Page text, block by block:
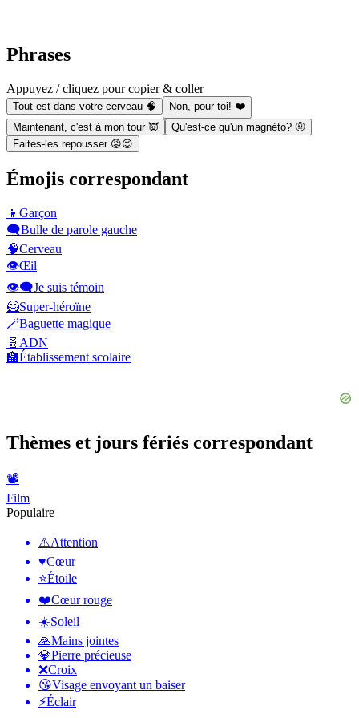
Phrases
Appuyez / cliquez pour copier & coller
Tout est dans votre cerveau 🧠
Non, pour toi! ❤️
Maintenant, c'est à mon tour 👿
Qu'est-ce qu'un magnéto? 🤨
Faites-les repousser 😡😉
Émojis correspondant
👦 Garçon
🗨️Bulle de parole gauche
🧠Cerveau
👁️Œil
👁️‍🗨️Je suis témoin
🦸Super-héroïne
🪄Baguette magique
🧬 ADN
🏫Établissement scolaire
Thèmes et jours fériés correspondant
📽
Film
Populaire
⚠️Attention
♥️Cœur
⭐Étoile
❤️Cœur rouge
☀️Soleil
🙏Mains jointes
💎Pierre précieuse
❌Croix
😘Visage envoyant un baiser
⚡Éclair